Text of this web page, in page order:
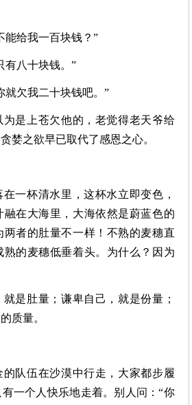
给我一百块钱？”
八十块钱。”
欠我二十块钱吧。”
上苍欠他的，老觉得老天爷给
婪之欲早已取代了感恩之心。
杯清水里，这杯水立即变色，
融在大海里，大海依然是蔚蓝色的
两者的肚量不一样！不熟的麦穗直
熟的麦穗低垂着头。为什么？因为
肚量；谦卑自己，就是份量；
质量。
伍在沙漠中行走，大家都步履
一个人快乐地走着。别人问：“你